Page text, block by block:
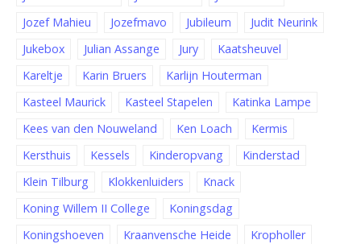
Jozef Mahieu
Jozefmavo Jubileum
Judit Neurink
Jukebox
Julian Assange Jury
Kaatsheuvel
Kareltje
Karin Bruers
Karlijn Houterman
Kasteel Maurick
Kasteel Stapelen
Katinka Lampe
Kees van den Nouweland
Ken Loach
Kermis
Kersthuis
Kessels Kinderopvang
Kinderstad
Klein Tilburg
Klokkenluiders
Knack
Koning Willem II College
Koningsdag
Koningshoeven
Kraanvensche Heide
Kropholler